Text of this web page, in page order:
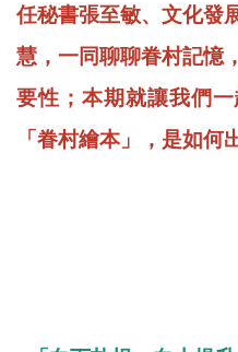
任秘書張至敏、文化發
慧，一同聊聊眷村記憶
要性；本期就讓我們
「眷村繪本」，是如何